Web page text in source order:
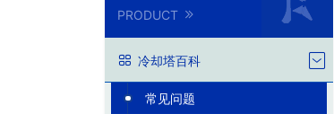
PRODUCT
冷却塔百科
常见问题